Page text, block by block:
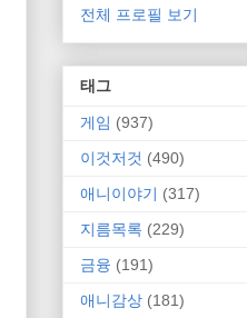
전체 프로필 보기
태그
게임 (937)
이것저것 (490)
애니이야기 (317)
지름목록 (229)
금융 (191)
애니감상 (181)